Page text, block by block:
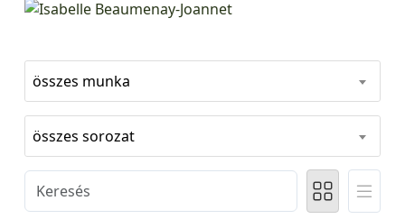
összes munka
összes sorozat